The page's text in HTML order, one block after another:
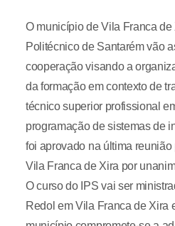
O município de Vila Franca de
Politécnico de Santarém vão
cooperação visando a
da formação em contexto de
técnico superior profissional
programação de sistemas de
foi aprovado na última
Vila Franca de Xira por
O curso do IPS vai ser
Redol em Vila Franca de Xira